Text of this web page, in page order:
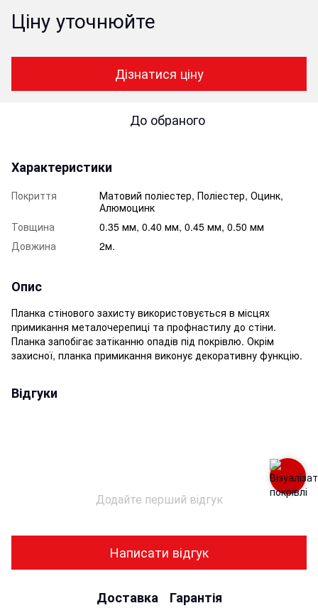
Ціну уточнюйте
Дізнатися ціну
До обраного
Характеристики
Покриття
Матовий поліестер, Поліестер, Оцинк,
Алюмоцинк
Товщина
0.35 мм, 0.40 мм, 0.45 мм, 0.50 мм
Довжина
2м.
Опис
Планка стінового захисту використовується в місцях
примикання металочерепиці та профнастилу до стіни.
Планка запобігає затіканню опадів під покрівлю. Окрім
захисної, планка примикання виконує декоративну функцію.
Відгуки
Додайте перший відгук
Написати відгук
Доставка Гарантія